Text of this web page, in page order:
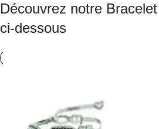
Découvrez notre
ci-dessous